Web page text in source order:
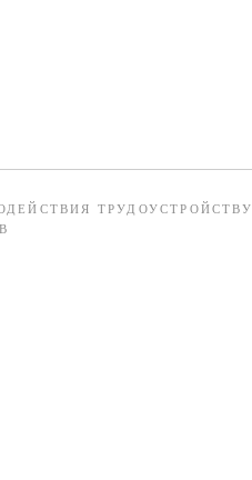
ТРУДОУСТРОЙСТВУ